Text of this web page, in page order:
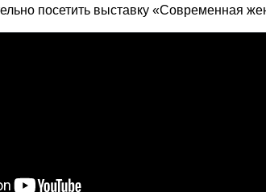
посетить выставку «Современная